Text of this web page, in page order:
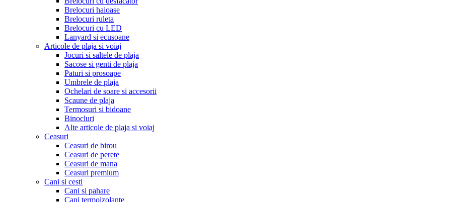
Brelocuri haioase
Brelocuri ruleta
Brelocuri cu LED
Lanyard si ecusoane
Articole de plaja si voiaj
Jocuri si saltele de plaja
Sacose si genti de plaja
Paturi si prosoape
Umbrele de plaja
Ochelari de soare si accesorii
Scaune de plaja
Termosuri si bidoane
Binocluri
Alte articole de plaja si voiaj
Ceasuri
Ceasuri de birou
Ceasuri de perete
Ceasuri de mana
Ceasuri premium
Cani si cesti
Cani si pahare
Cani termoizolante